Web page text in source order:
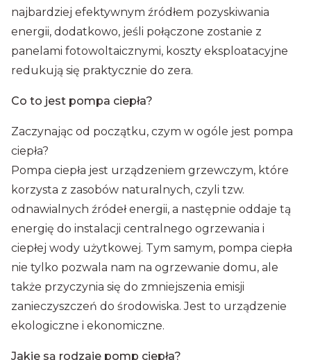
najbardziej efektywnym źródłem pozyskiwania
energii, dodatkowo, jeśli połączone zostanie z
panelami fotowoltaicznymi, koszty eksploatacyjne
redukują się praktycznie do zera.
Co to jest pompa ciepła?
Zaczynając od początku, czym w ogóle jest pompa
ciepła?
Pompa ciepła jest urządzeniem grzewczym, które
korzysta z zasobów naturalnych, czyli tzw.
odnawialnych źródeł energii, a następnie oddaje tą
energię do instalacji centralnego ogrzewania i
ciepłej wody użytkowej. Tym samym, pompa ciepła
nie tylko pozwala nam na ogrzewanie domu, ale
także przyczynia się do zmniejszenia emisji
zanieczyszczeń do środowiska. Jest to urządzenie
ekologiczne i ekonomiczne.
Jakie są rodzaje pomp ciepła?